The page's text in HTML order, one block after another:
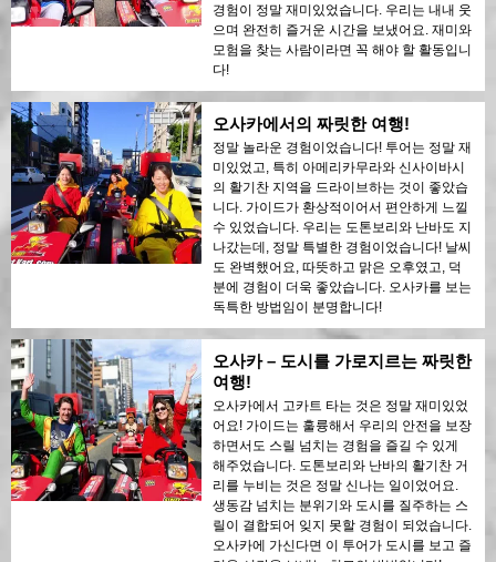
경험이 정말 재미있었습니다. 우리는 내내 웃
으며 완전히 즐거운 시간을 보냈어요. 재미와
모험을 찾는 사람이라면 꼭 해야 할 활동입니
다!
오사카에서의 짜릿한 여행!
정말 놀라운 경험이었습니다! 투어는 정말 재
미있었고, 특히 아메리카무라와 신사이바시
의 활기찬 지역을 드라이브하는 것이 좋았습
니다. 가이드가 환상적이어서 편안하게 느낄
수 있었습니다. 우리는 도톤보리와 난바도 지
나갔는데, 정말 특별한 경험이었습니다! 날씨
도 완벽했어요, 따뜻하고 맑은 오후였고, 덕
분에 경험이 더욱 좋았습니다. 오사카를 보는
독특한 방법임이 분명합니다!
오사카 – 도시를 가로지르는 짜릿한
여행!
오사카에서 고카트 타는 것은 정말 재미있었
어요! 가이드는 훌륭해서 우리의 안전을 보장
하면서도 스릴 넘치는 경험을 즐길 수 있게
해주었습니다. 도톤보리와 난바의 활기찬 거
리를 누비는 것은 정말 신나는 일이었어요.
생동감 넘치는 분위기와 도시를 질주하는 스
릴이 결합되어 잊지 못할 경험이 되었습니다.
오사카에 가신다면 이 투어가 도시를 보고 즐